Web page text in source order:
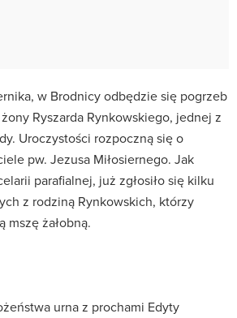
w Brodnicy odbędzie się pogrzeb
Ryszarda Rynkowskiego, jednej z
Uroczystości rozpoczną się o
pw. Jezusa Miłosiernego. Jak
parafialnej, już zgłosiło się kilku
z rodziną Rynkowskich, którzy
mszę żałobną.
urna z prochami Edyty